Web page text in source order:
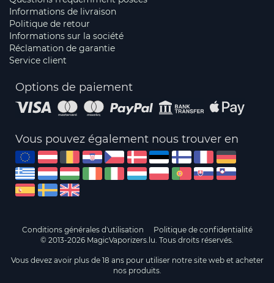
Informations de livraison
Politique de retour
Informations sur la société
Réclamation de garantie
Service client
Options de paiement
Vous pouvez également nous trouver en
Conditions générales d'utilisation
Politique de confidentialité
© 2013-2026 MagicVaporizers.lu. Tous droits réservés.
Vous devez avoir plus de 18 ans pour utiliser notre site web et acheter
nos produits.